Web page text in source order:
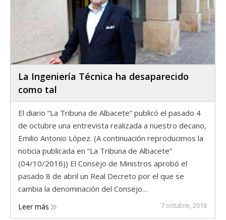
La Ingeniería Técnica ha desaparecido
como tal
El diario “La Tribuna de Albacete” publicó el pasado 4
de octubre una entrevista realizada a nuestro decano,
Emilio Antonio López. (A continuación reproducimos la
noticia publicada en “La Tribuna de Albacete”
(04/10/2016)) El Consejo de Ministros aprobó el
pasado 8 de abril un Real Decreto por el que se
cambia la denominación del Consejo…
Leer más 7 octubre, 2016